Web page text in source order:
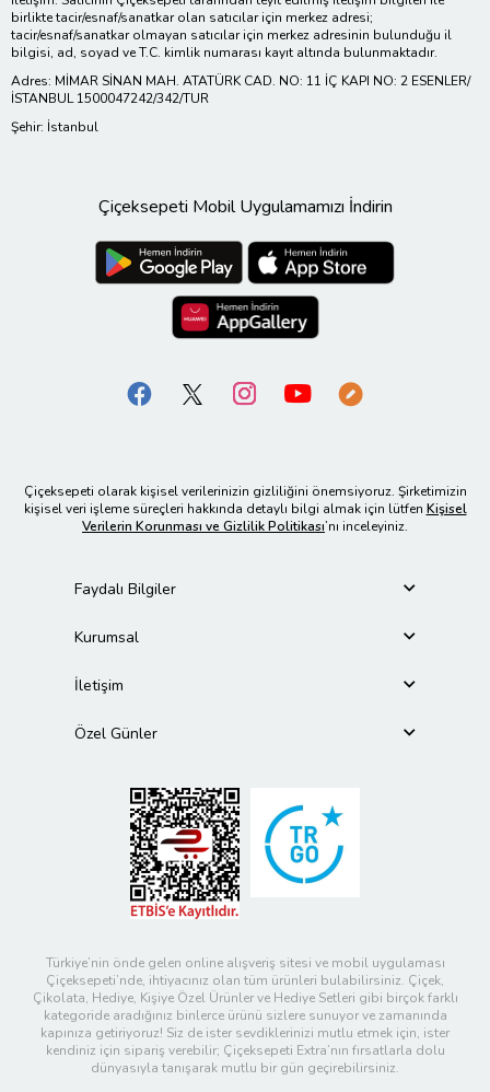
birlikte tacir/esnaf/sanatkar olan satıcılar için merkez adresi;
tacir/esnaf/sanatkar olmayan satıcılar için merkez adresinin bulunduğu il
bilgisi, ad, soyad ve T.C. kimlik numarası kayıt altında bulunmaktadır.
Adres: MİMAR SİNAN MAH. ATATÜRK CAD. NO: 11 İÇ KAPI NO: 2 ESENLER/
İSTANBUL 1500047242/342/TUR
Şehir: İstanbul
Çiçeksepeti Mobil Uygulamamızı İndirin
Çiçeksepeti olarak kişisel verilerinizin gizliliğini önemsiyoruz. Şirketimizin
kişisel veri işleme süreçleri hakkında detaylı bilgi almak için lütfen Kişisel
Verilerin Korunması ve Gizlilik Politikası’nı inceleyiniz.
Faydalı Bilgiler
Kurumsal
İletişim
Özel Günler
Türkiye’nin önde gelen online alışveriş sitesi ve mobil uygulaması
Çiçeksepeti’nde, ihtiyacınız olan tüm ürünleri bulabilirsiniz. Çiçek,
Çikolata, Hediye, Kişiye Özel Ürünler ve Hediye Setleri gibi birçok farklı
kategoride aradığınız binlerce ürünü sizlere sunuyor ve zamanında
kapınıza getiriyoruz! Siz de ister sevdiklerinizi mutlu etmek için, ister
kendiniz için sipariş verebilir; Çiçeksepeti Extra’nın fırsatlarla dolu
dünyasıyla tanışarak mutlu bir gün geçirebilirsiniz.